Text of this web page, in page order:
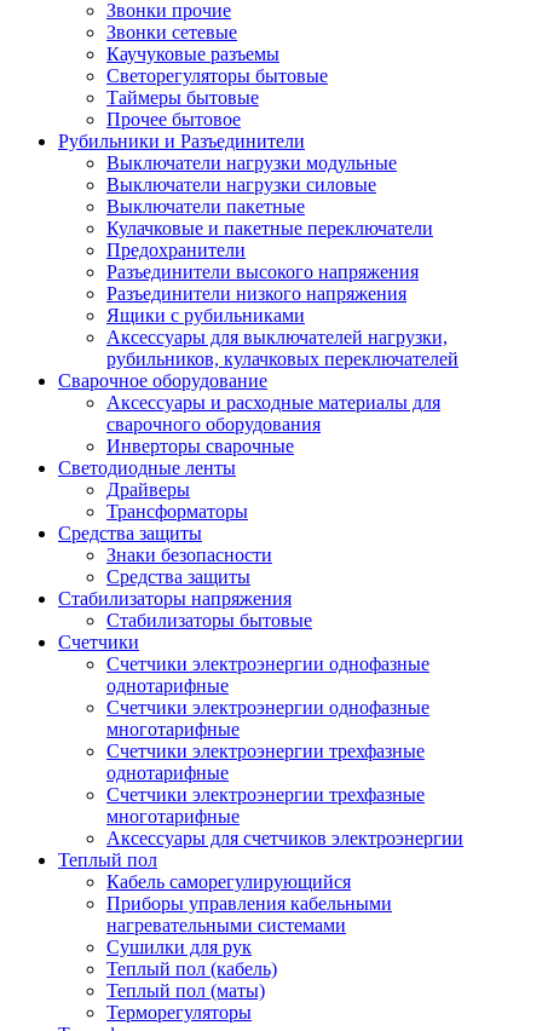
Звонки прочие
Звонки сетевые
Каучуковые разъемы
Светорегуляторы бытовые
Таймеры бытовые
Прочее бытовое
Рубильники и Разъединители
Выключатели нагрузки модульные
Выключатели нагрузки силовые
Выключатели пакетные
Кулачковые и пакетные переключатели
Предохранители
Разъединители высокого напряжения
Разъединители низкого напряжения
Ящики с рубильниками
Аксессуары для выключателей нагрузки,
рубильников, кулачковых переключателей
Сварочное оборудование
Аксессуары и расходные материалы для
сварочного оборудования
Инверторы сварочные
Светодиодные ленты
Драйверы
Трансформаторы
Средства защиты
Знаки безопасности
Средства защиты
Стабилизаторы напряжения
Стабилизаторы бытовые
Счетчики
Счетчики электроэнергии однофазные
однотарифные
Счетчики электроэнергии однофазные
многотарифные
Счетчики электроэнергии трехфазные
однотарифные
Счетчики электроэнергии трехфазные
многотарифные
Аксессуары для счетчиков электроэнергии
Теплый пол
Кабель саморегулирующийся
Приборы управления кабельными
нагревательными системами
Сушилки для рук
Теплый пол (кабель)
Теплый пол (маты)
Терморегуляторы